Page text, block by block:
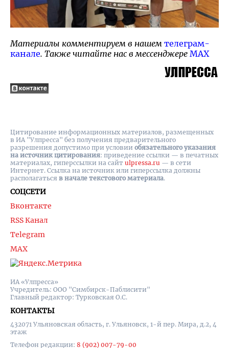
Материалы комментируем в нашем телеграм-
канале. Также читайте нас в мессенджере MAX
ИА «Улпресса»
Учредитель: ООО "Симбирск-Паблисити"
Главный редактор: Турковская О.С.
КОНТАКТЫ
432071 Ульяновская область, г. Ульяновск, 1-й пер. Мира, д.2, 4
этаж
Телефон редакции: 8 (902) 007-79-00
СОЦСЕТИ
Вконтакте
RSS Канал
Telegram
MAX
Цитирование информационных материалов, размещенных
в ИА "Улпресса" без получения предварительного
разрешения допустимо при условии обязательного указания
на источник цитирования: приведение ссылки — в печатных
материалах, гиперссылки на cайт ulpressa.ru — в сети
Интернет. Ссылка на источник или гиперссылка должны
располагаться в начале текстового материала.